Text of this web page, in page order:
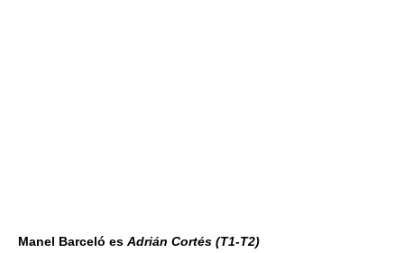
Manel Barceló es Adrián Cortés (T1-T2)